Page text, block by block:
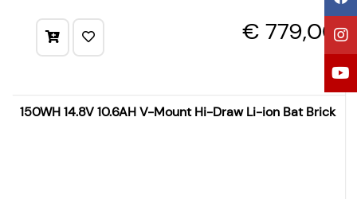
€ 779,00
150WH 14.8V 10.6AH V-Mount Hi-Draw Li-ion Bat Brick